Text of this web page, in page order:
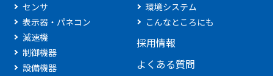
センサ
表示器・パネコン
減速機
制御機器
設備機器
環境システム
こんなところにも
採用情報
よくある質問